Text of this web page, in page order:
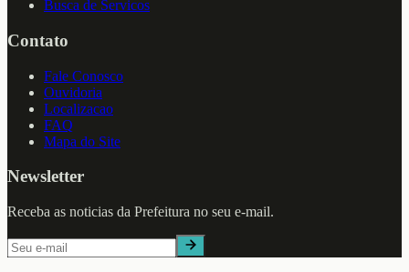
Busca de Servicos
Contato
Fale Conosco
Ouvidoria
Localizacao
FAQ
Mapa do Site
Newsletter
Receba as noticias da Prefeitura no seu e-mail.